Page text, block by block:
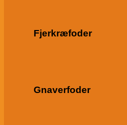
Fjerkræfoder
Gnaverfoder